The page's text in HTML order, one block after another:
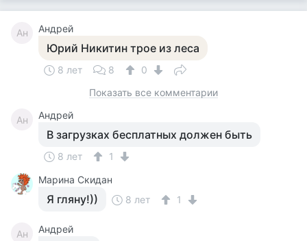
Ан Андрей
Юрий Никитин трое из леса
8 лет 8
0
Показать все комментарии
Ан Андрей
В загрузках бесплатных должен быть
8 лет
1
Марина Скидан
Я гляну!)) 8 лет 1
Ан Андрей